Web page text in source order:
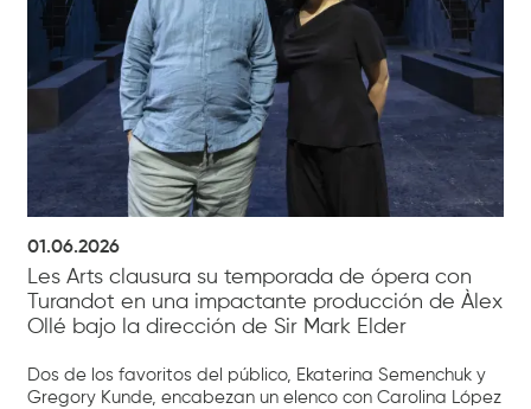
01.06.2026
Les Arts clausura su temporada de ópera con
Turandot en una impactante producción de Àlex
Ollé bajo la dirección de Sir Mark Elder
Dos de los favoritos del público, Ekaterina Semenchuk y
Gregory Kunde, encabezan un elenco con Carolina López